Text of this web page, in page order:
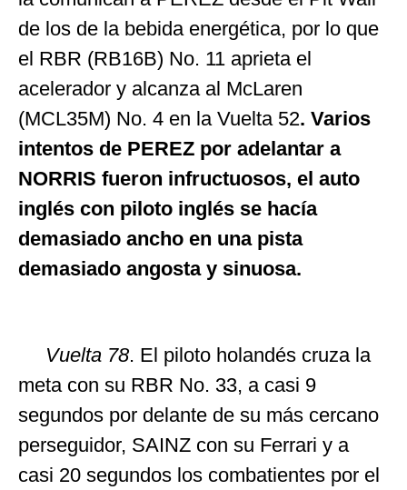
de los de la bebida energética, por lo que
el RBR (RB16B) No. 11 aprieta el
acelerador y alcanza al McLaren
(MCL35M) No. 4 en la Vuelta 52. Varios
intentos de PEREZ por adelantar a
NORRIS fueron infructuosos, el auto
inglés con piloto inglés se hacía
demasiado ancho en una pista
demasiado angosta y sinuosa.
Vuelta 78. El piloto holandés cruza la
meta con su RBR No. 33, a casi 9
segundos por delante de su más cercano
perseguidor, SAINZ con su Ferrari y a
casi 20 segundos los combatientes por el